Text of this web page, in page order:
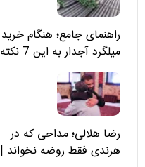
راهنمای جامع؛ هنگام خرید
میلگرد آجدار به این 7 نکته
توجه کنید
رضا هلالی؛ مداحی که در
هرندی فقط روضه نخواند |